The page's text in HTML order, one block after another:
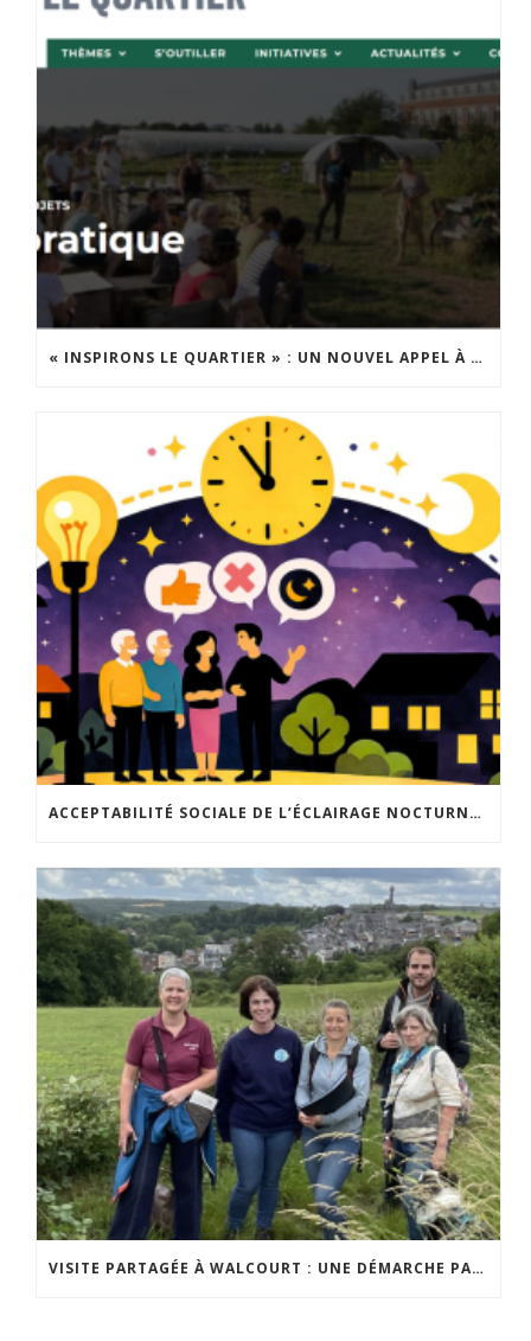
« INSPIRONS LE QUARTIER » : UN NOUVEL APPEL À PROJETS EST LANCÉ !
ACCEPTABILITÉ SOCIALE DE L’ÉCLAIRAGE NOCTURNE : LE REPLAY EST DISPONIBLE
VISITE PARTAGÉE À WALCOURT : UNE DÉMARCHE PARTICIPATIVE ANIMÉE PAR ESPACE ENVIRONNEMENT